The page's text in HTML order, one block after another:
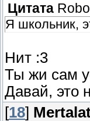
Цитата Robo
Я школьник,
Нит :3
Ты жи сам
Давай, это
[18]